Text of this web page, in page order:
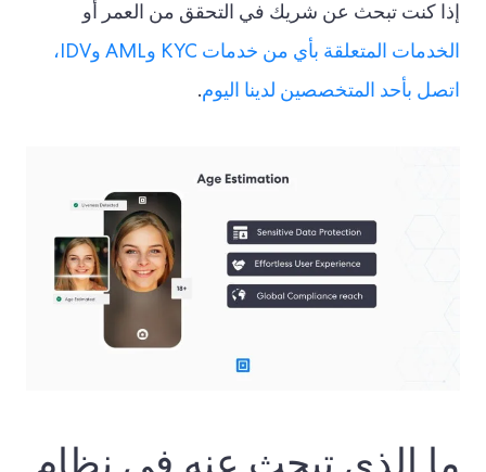
إذا كنت تبحث عن شريك في التحقق من العمر أو
الخدمات المتعلقة بأي من خدمات KYC وAML وIDV،
اتصل بأحد المتخصصين لدينا اليوم.